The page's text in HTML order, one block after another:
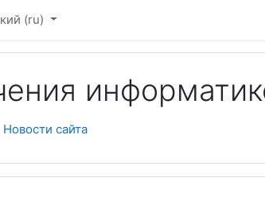
‎(ru)‎
Новости сайта